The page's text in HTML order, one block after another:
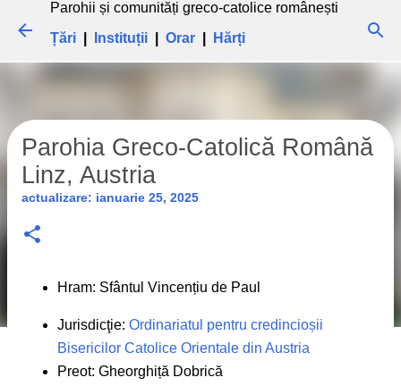
Parohii și comunități greco-catolice românești
Țări
Instituții Orar Hărți
Parohia Greco-Catolică Română
Linz, Austria
actualizare: ianuarie 25, 2025
Hram: Sfântul Vincențiu de Paul
Jurisdicţie: Ordinariatul pentru credincioșii
Bisericilor Catolice Orientale din Austria
Preot: Gheorghiță Dobrică